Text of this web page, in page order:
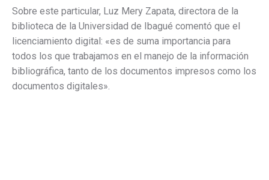
Sobre este particular, Luz Mery Zapata, directora de la
biblioteca de la Universidad de Ibagué comentó que el
licenciamiento digital: «es de suma importancia para
todos los que trabajamos en el manejo de la información
bibliográfica, tanto de los documentos impresos como los
documentos digitales».